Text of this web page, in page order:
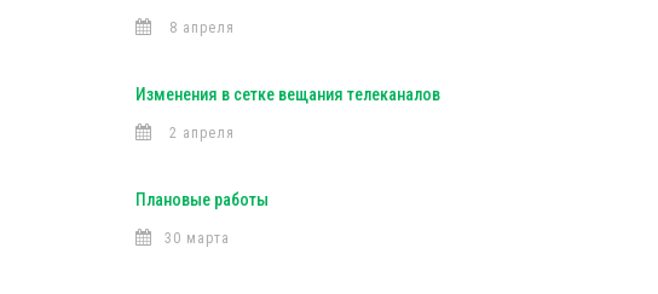
8 апреля
Изменения в сетке вещания телеканалов
2 апреля
Плановые работы
30 марта